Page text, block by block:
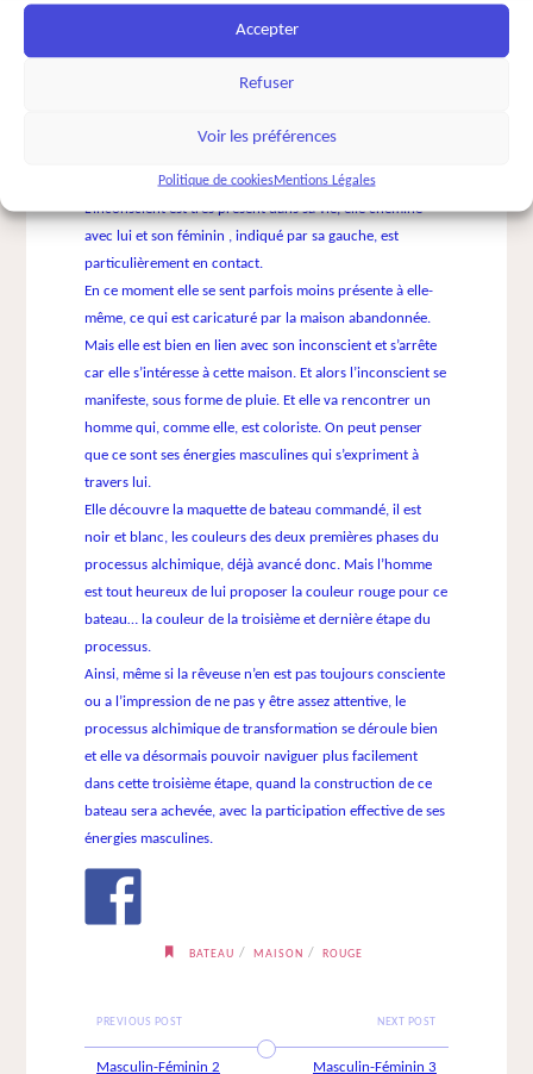
Accepter
Refuser
Voir les préférences
Politique de cookiesMentions Légales
Pour elle ce bateau est un bateau comme dans les îles.
avait passé commande.
L’inconscient est très présent dans sa vie, elle chemine
avec lui et son féminin , indiqué par sa gauche, est
particulièrement en contact.
En ce moment elle se sent parfois moins présente à elle-
même, ce qui est caricaturé par la maison abandonnée.
Mais elle est bien en lien avec son inconscient et s’arrête
car elle s’intéresse à cette maison. Et alors l’inconscient se
manifeste, sous forme de pluie. Et elle va rencontrer un
homme qui, comme elle, est coloriste. On peut penser
que ce sont ses énergies masculines qui s’expriment à
travers lui.
Elle découvre la maquette de bateau commandé, il est
noir et blanc, les couleurs des deux premières phases du
processus alchimique, déjà avancé donc. Mais l’homme
est tout heureux de lui proposer la couleur rouge pour ce
bateau… la couleur de la troisième et dernière étape du
processus.
Ainsi, même si la rêveuse n’en est pas toujours consciente
ou a l’impression de ne pas y être assez attentive, le
processus alchimique de transformation se déroule bien
et elle va désormais pouvoir naviguer plus facilement
dans cette troisième étape, quand la construction de ce
bateau sera achevée, avec la participation effective de ses
énergies masculines.
BATEAU / MAISON / ROUGE
PREVIOUS POST
Masculin-Féminin 2
NEXT POST
Masculin-Féminin 3